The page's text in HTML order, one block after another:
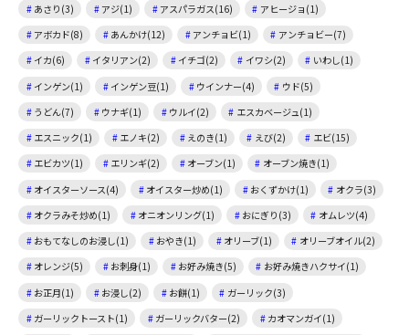
あさり(3)
アジ(1) アスパラガス(16)
アヒージョ(1)
アボカド(8)
あんかけ(12) アンチョビ(1)
アンチョビー(7)
イカ(6)
イタリアン(2) イチゴ(2) イワシ(2)
いわし(1)
インゲン(1)
インゲン豆(1) ウインナー(4)
ウド(5)
うどん(7)
ウナギ(1) ウルイ(2)
エスカベージュ(1)
エスニック(1)
エノキ(2) えのき(1) えび(2)
エビ(15)
エビカツ(1)
エリンギ(2) オーブン(1)
オーブン焼き(1)
オイスターソース(4)
オイスター炒め(1) おくずかけ(1)
オクラ(3)
オクラみそ炒め(1)
オニオンリング(1) おにぎり(3)
オムレツ(4)
おもてなしのお浸し(1)
おやき(1) オリーブ(1)
オリーブオイル(2)
オレンジ(5)
お刺身(1) お好み焼き(5)
お好み焼きハクサイ(1)
お正月(1)
お浸し(2) お餅(1)
ガーリック(3)
ガーリックトースト(1)
ガーリックバター(2)
カオマンガイ(1)